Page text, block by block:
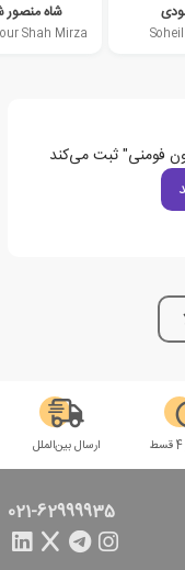
شاه منصور
Shah Mirza
فومنی" ثبت می‌کند
ارسال بین‌الملل
021-62999935